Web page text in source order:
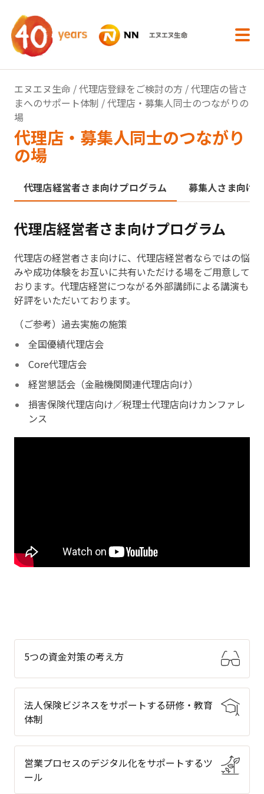
エヌエヌ生命 /代理店登録をご検討の方 /代理店の皆さ
まへのサポート体制 / 代理店・募集人同士のつながりの
場
代理店・募集人同士のつながり
の場
代理店経営者さま向けプログラム 募集人さま向け
代理店経営者さま向けプログラム
代理店の経営者さま向けに、代理店経営者ならではの悩
みや成功体験をお互いに共有いただける場をご用意して
おります。代理店経営につながる外部講師による講演も
好評をいただいております。
（ご参考）過去実施の施策
全国優績代理店会
Core代理店会
経営懇話会（金融機関関連代理店向け）
損害保険代理店向け／税理士代理店向けカンファレ
ンス
5つの資金対策の考え方
法人保険ビジネスをサポートする研修・教育
体制
営業プロセスのデジタル化をサポートするツ
ール